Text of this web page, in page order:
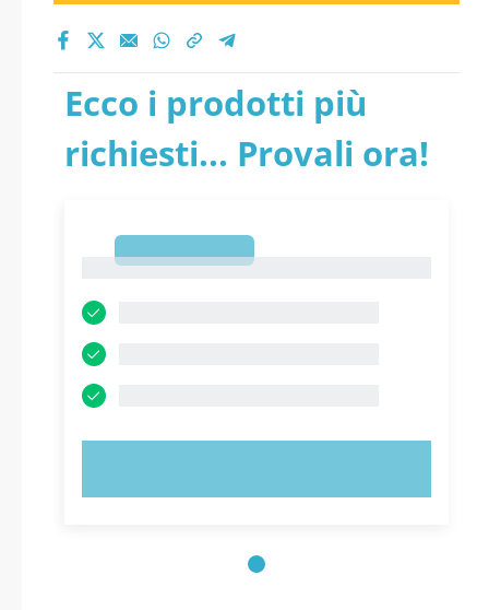
Ecco i prodotti più
richiesti... Provali ora!